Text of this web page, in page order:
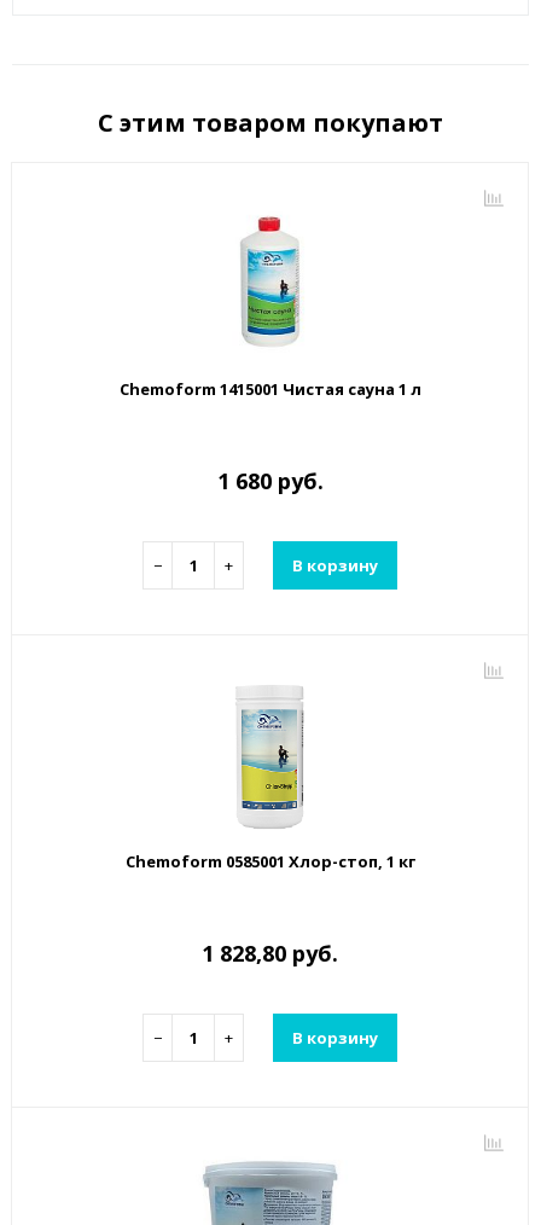
С этим товаром покупают
Chemoform 1415001 Чистая сауна 1 л
1 680 руб.
− + В корзину
Chemoform 0585001 Хлор-стоп, 1 кг
1 828,80 руб.
− + В корзину